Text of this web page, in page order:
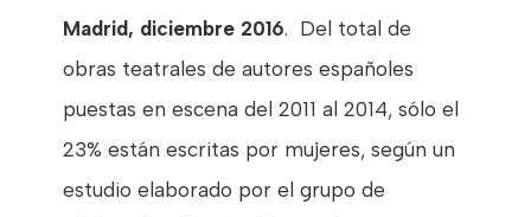
Madrid, diciembre 2016. Del total de
obras teatrales de autores españoles
puestas en escena del 2011 al 2014, sólo el
23% están escritas por mujeres, según un
estudio elaborado por el grupo de